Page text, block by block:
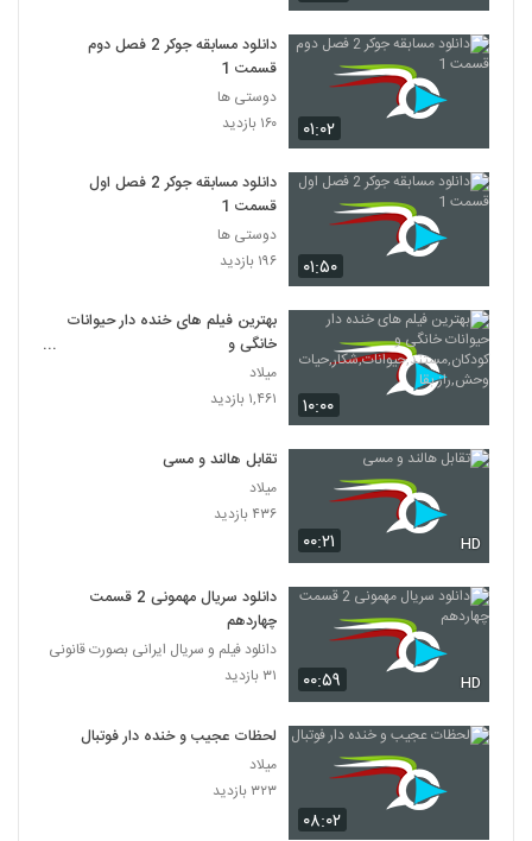
۰۱:۰۲
دانلود مسابقه جوکر 2 فصل دوم
قسمت 1
دوستی ها
۱۶۰ بازدید
۰۱:۵۰
دانلود مسابقه جوکر 2 فصل اول
قسمت 1
دوستی ها
۱۹۶ بازدید
۱۰:۰۰
بهترین فیلم های خنده دار حیوانات
خانگی و
کودکان,مستند,حیوانات,شکار,حیات
وحش,راز بقا
میلاد
۱,۴۶۱ بازدید
۰۰:۲۱ HD
تقابل هالند و مسی
میلاد
۴۳۶ بازدید
۰۰:۵۹ HD
دانلود سریال مهمونی 2 قسمت
چهاردهم
دانلود فیلم و سریال ایرانی بصورت قانونی
۳۱ بازدید
۰۸:۰۲
لحظات عجیب و خنده دار فوتبال
میلاد
۳۲۳ بازدید